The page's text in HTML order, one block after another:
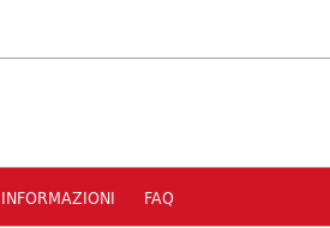
INFORMAZIONI FAQ